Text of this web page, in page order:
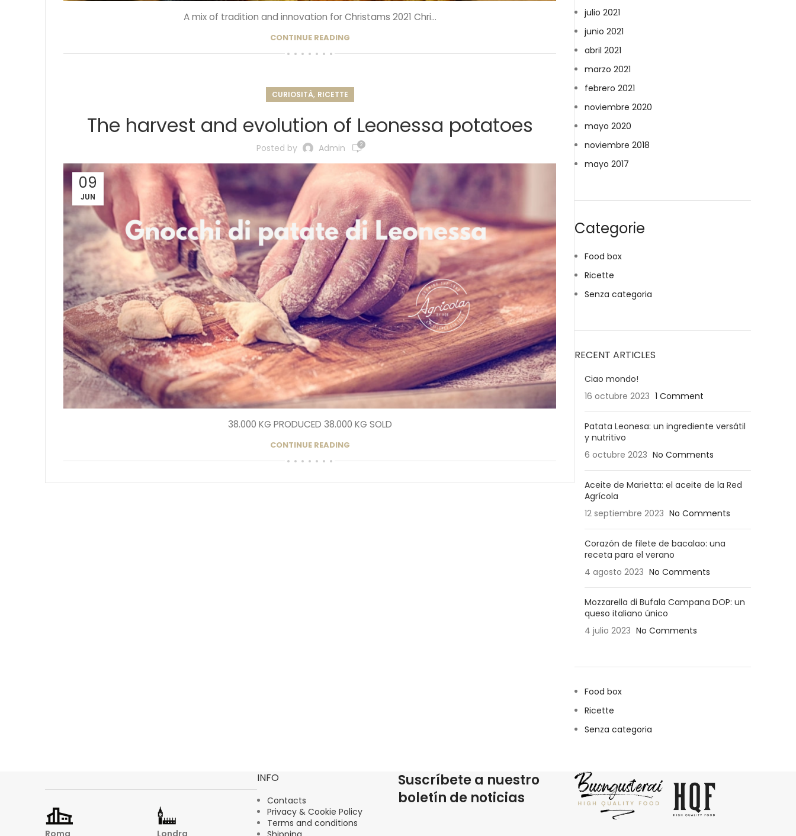
A mix of tradition and innovation for Christams 2021 Chri...
CONTINUE READING
CURIOSITÀ, RICETTE
The harvest and evolution of Leonessa potatoes
Posted by Admin 2
09
JUN
38.000 KG PRODUCED 38.000 KG SOLD
CONTINUE READING
julio 2021
junio 2021
abril 2021
marzo 2021
febrero 2021
noviembre 2020
mayo 2020
noviembre 2018
mayo 2017
Categorie
Food box
Ricette
Senza categoria
RECENT ARTICLES
Ciao mondo!
16 octubre 2023 1 Comment
Patata Leonesa: un ingrediente versátil
y nutritivo
6 octubre 2023 No Comments
Aceite de Marietta: el aceite de la Red
Agrícola
12 septiembre 2023 No Comments
Corazón de filete de bacalao: una
receta para el verano
4 agosto 2023 No Comments
Mozzarella di Bufala Campana DOP: un
queso italiano único
4 julio 2023 No Comments
Food box
Ricette
Senza categoria
Roma Londra
INFO
Contacts
Privacy & Cookie Policy
Terms and conditions
Suscríbete a nuestro
boletín de noticias